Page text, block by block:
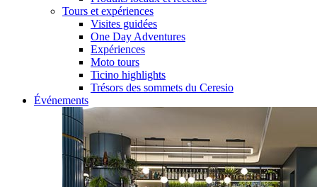
Tours et expériences
Visites guidées
One Day Adventures
Expériences
Moto tours
Ticino highlights
Trésors des sommets du Ceresio
Événements